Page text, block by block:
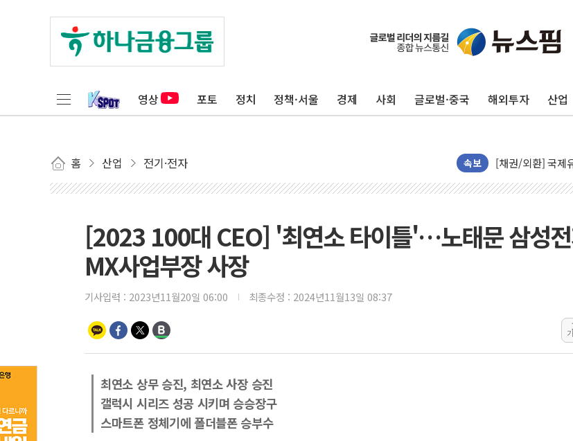
영상 포토 정치 정책·서울 경제 사회 글로벌·중국 해외투자 산업
홈 산업 전기·전자 속보
중기부, 떡국·떡
[브라질증시] 금
카드사 고객 유입
제나벨, 배우 공
[채권/외환] 국제
트럼프, '원정출
현대리바트, 원가
"세금 부담 덜자
이란, 오만과 호
[민주 당권주자 일
이란, 美·이스
[2023 100대 CEO] '최연소 타이틀'…노태문 삼성
MX사업부장 사장
기사입력 : 2023년11월20일 06:00 최종수정 : 2024년11월13일 08:37
최연소 상무 승진, 최연소 사장 승진
갤럭시 시리즈 성공 시키며 승승장구
스마트폰 정체기에 폴더블폰 승부수